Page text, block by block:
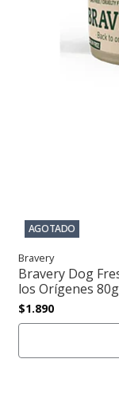
AGOTADO
Bravery
Bravery Dog
los Orígenes
$1.890